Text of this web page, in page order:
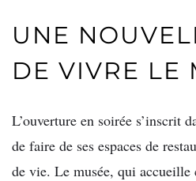
UNE
DE VIVRE LE
L’ouverture en soirée s’inscrit
de faire de ses espaces de
de vie. Le musée, qui accueille